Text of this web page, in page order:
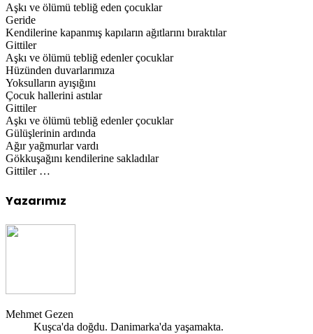
Aşkı ve ölümü tebliğ eden çocuklar
Geride
Kendilerine kapanmış kapıların ağıtlarını bıraktılar
Gittiler
Aşkı ve ölümü tebliğ edenler çocuklar
Hüzünden duvarlarımıza
Yoksulların ayışığını
Çocuk hallerini astılar
Gittiler
Aşkı ve ölümü tebliğ edenler çocuklar
Gülüşlerinin ardında
Ağır yağmurlar vardı
Gökkuşağını kendilerine sakladılar
Gittiler …
Yazarımız
Mehmet Gezen
Kuşca'da doğdu. Danimarka'da yaşamakta.